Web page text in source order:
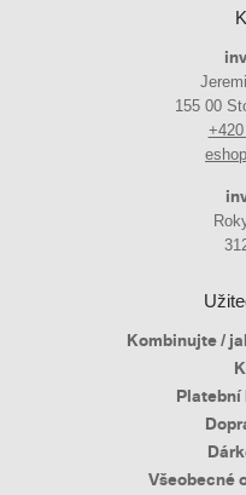
155 00
Kombinujte /
Platební
Všeobecné